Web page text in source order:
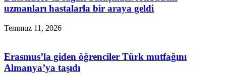
uzmanları hastalarla bir araya geldi
Temmuz 11, 2026
Erasmus’la giden öğrenciler Türk mutfağını
Almanya’ya taşıdı